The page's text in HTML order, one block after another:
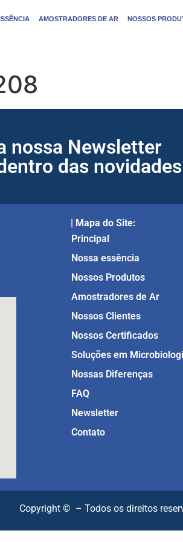
AMOSTRADORES DE AR NOSSOS
nossa Newsletter
das novidades
| Mapa do Site:
Principal
Nossa essência
Nossos Produtos
Amostradores de Ar
Nossos Clientes
Nossos Certificados
Soluções em
Nossas Diferenças
FAQ
Newsletter
Contato
Copyright © – Todos os